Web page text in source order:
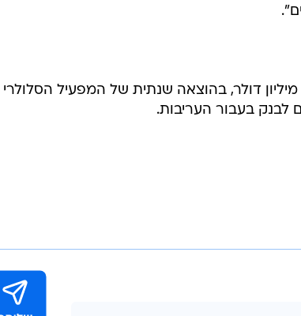
היום מתבטאת עריבות בנקאית בגובה של 20 מיליון דולר, בהוצאה שנתית של המפעיל הסלולרי
בעבור העריבות.